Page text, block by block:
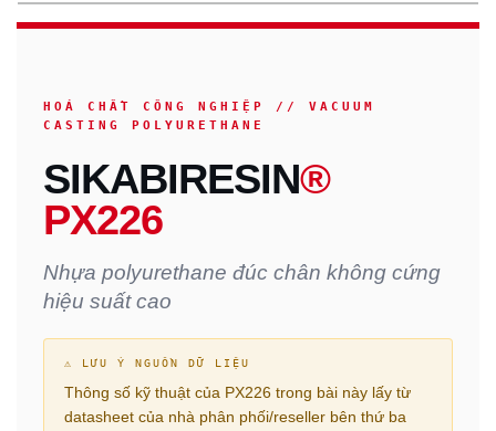
HOÁ CHẤT CÔNG NGHIỆP // VACUUM
CASTING POLYURETHANE
SIKABIRESIN®
PX226
Nhựa polyurethane đúc chân không cứng
hiệu suất cao
⚠ LƯU Ý NGUỒN DỮ LIỆU
Thông số kỹ thuật của PX226 trong bài này lấy từ
datasheet của nhà phân phối/reseller bên thứ ba